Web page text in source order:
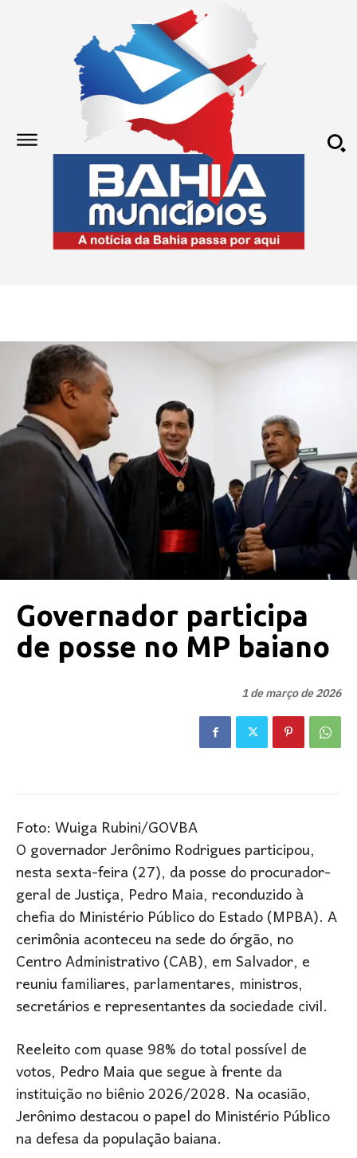
Governador participa
de posse no MP baiano
1 de março de 2026
Foto: Wuiga Rubini/GOVBA
O governador Jerônimo Rodrigues participou,
nesta sexta-feira (27), da posse do procurador-
geral de Justiça, Pedro Maia, reconduzido à
chefia do Ministério Público do Estado (MPBA). A
cerimônia aconteceu na sede do órgão, no
Centro Administrativo (CAB), em Salvador, e
reuniu familiares, parlamentares, ministros,
secretários e representantes da sociedade civil.
Reeleito com quase 98% do total possível de
votos, Pedro Maia que segue à frente da
instituição no biênio 2026/2028. Na ocasião,
Jerônimo destacou o papel do Ministério Público
na defesa da população baiana.